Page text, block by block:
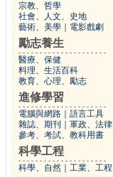
宗教、哲學
社會、人文、史地
藝術、美學
電影戲劇
勵志養生
醫療、保健
料理、生活百科
教育、心理、勵志
進修學習
電腦與網路
語言工具
雜誌、期刊
軍政、法律
參考、考試、教科用書
科學工程
科學、自然 工業、工程